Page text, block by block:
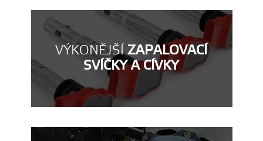
VÝKONĚJŠÍZAPALOVACÍ
SVÍČKY A CÍVKY